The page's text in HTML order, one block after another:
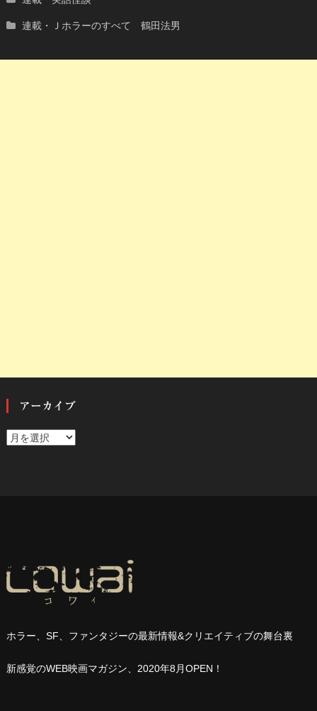
連載・Ｊホラーのすべて 鶴田法男
アーカイブ
ア
ホラー、SF、ファンタジーの最新情報&クリエイティブの舞台裏
新感覚のWEB映画マガジン、2020年8月OPEN ！